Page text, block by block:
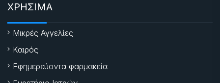
ΧΡΗΣΙΜΑ
Μικρές Αγγελίες
Καιρός
Εφημερεύοντα φαρμακεία